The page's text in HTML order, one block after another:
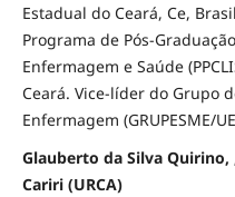
Estadual do Ceará, Ce,
Programa de Pós-
Enfermagem e Saúde
Ceará. Vice-líder do Grupo
Enfermagem (GRUPESME/
Glauberto da Silva
Cariri (URCA)